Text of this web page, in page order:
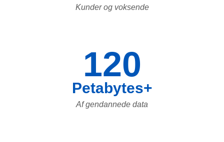
Kunder og voksende
120
Petabytes+
Af gendannede data